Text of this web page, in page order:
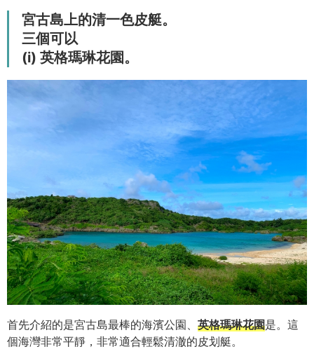
宮古島上的清一色皮艇。
三個可以
(i) 英格瑪琳花園。
首先介紹的是宮古島最棒的海濱公園、 英格瑪琳花園是。這
個海灣非常平靜，非常適合輕鬆清澈的皮划艇。